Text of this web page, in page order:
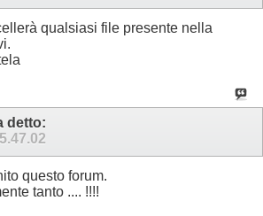
qualsiasi file presente nella
detto:
questo forum.
tanto .... !!!!